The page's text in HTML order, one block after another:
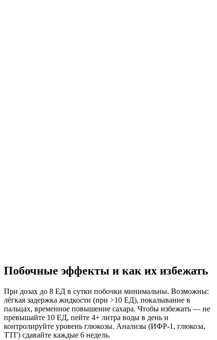
Побочные эффекты и как их избежать
При дозах до 8 ЕД в сутки побочки минимальны. Возможны:
лёгкая задержка жидкости (при >10 ЕД), покалывание в
пальцах, временное повышение сахара. Чтобы избежать — не
превышайте 10 ЕД, пейте 4+ литра воды в день и
контролируйте уровень глюкозы. Анализы (ИФР-1, глюкоза,
ТТГ) сдавайте каждые 6 недель.